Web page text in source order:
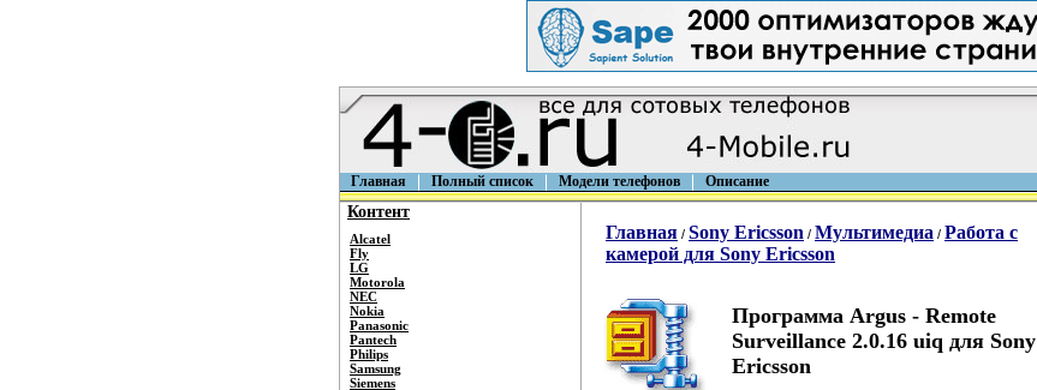
Главная Полный список Модели телефонов Описание
Контент
Alcatel
Fly
LG
Motorola
NEC
Nokia
Panasonic
Pantech
Philips
Samsung
Siemens
Главная / Sony Ericsson / Мультимедиа / Работа с
камерой для Sony Ericsson
Программа Argus - Remote
Surveillance 2.0.16 uiq для Sony
Ericsson